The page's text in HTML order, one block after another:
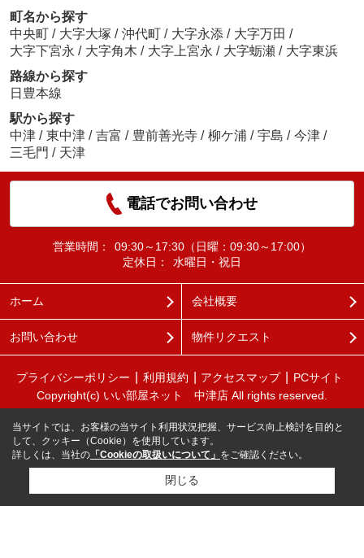
町名から探す
中央町 / 大字大塚 / 沖代町 / 大字永添 / 大字万田 /
大字下宮永 / 大字角木 / 大字上宮永 / 大字蛎瀬 / 大字東浜
路線から探す
日豊本線
駅から探す
中津 / 東中津 / 吉富 / 豊前善光寺 / 柳ケ浦 / 宇島 / 今津 /
三毛門 / 天津
電話でお問い合わせ
営業時間：
09:30～17:30（日曜：09:30～17:00）
定休日：
水曜日・祝日
ホーム 会社概要
お問い合わせ 物件リクエスト
プライバシーポリシー 利用規約 アクセスマップ
PCサイト
Copyright(c) いい部屋ネット 中津店 All rights reserved.
当サイトでは、お客様の当サイト利用状況把握、サービス向上検討を目的と
して、クッキー（Cookie）を使用しています。
詳しくは、当社の 「Cookieの取扱いについて」 をご確認ください。
閉じる